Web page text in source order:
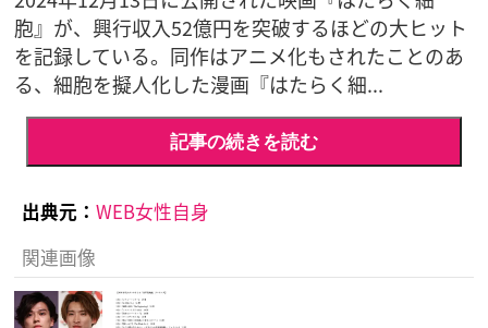
胞』が、興行収入52億円を突破するほどの大ヒット
を記録している。同作はアニメ化もされたことのあ
る、細胞を擬人化した漫画『はたらく細...
記事の続きを読む
出典元： WEB女性自身
関連画像